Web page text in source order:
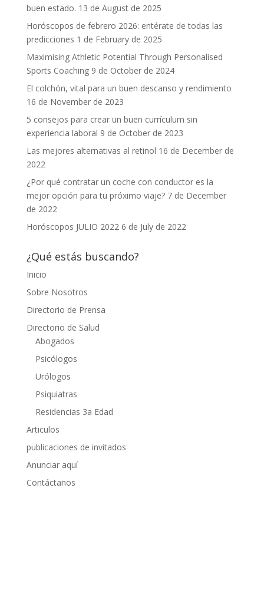
buen estado. 13 de August de 2025
Horóscopos de febrero 2026: entérate de todas las
predicciones 1 de February de 2025
Maximising Athletic Potential Through Personalised
Sports Coaching 9 de October de 2024
El colchón, vital para un buen descanso y rendimiento
16 de November de 2023
5 consejos para crear un buen currículum sin
experiencia laboral 9 de October de 2023
Las mejores alternativas al retinol 16 de December de
2022
¿Por qué contratar un coche con conductor es la
mejor opción para tu próximo viaje? 7 de December
de 2022
Horóscopos JULIO 2022 6 de July de 2022
¿Qué estás buscando?
Inicio
Sobre Nosotros
Directorio de Prensa
Directorio de Salud
Abogados
Psicólogos
Urólogos
Psiquiatras
Residencias 3a Edad
Articulos
publicaciones de invitados
Anunciar aquí
Contáctanos